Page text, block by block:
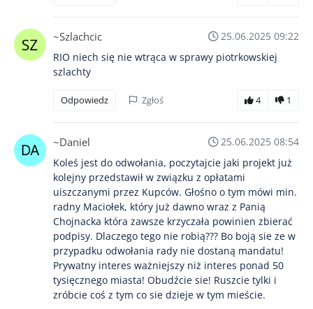
~Szlachcic
25.06.2025 09:22
RIO niech się nie wtrąca w sprawy piotrkowskiej
szlachty
Odpowiedz Zgłoś 4 1
~Daniel
25.06.2025 08:54
Koleś jest do odwołania, poczytajcie jaki projekt już
kolejny przedstawił w związku z opłatami
uiszczanymi przez Kupców. Głośno o tym mówi min.
radny Maciołek, który już dawno wraz z Panią
Chojnacka która zawsze krzyczała powinien zbierać
podpisy. Dlaczego tego nie robią??? Bo boją sie ze w
przypadku odwołania rady nie dostaną mandatu!
Prywatny interes ważniejszy niż interes ponad 50
tysięcznego miasta! Obudźcie sie! Ruszcie tylki i
zróbcie coś z tym co sie dzieje w tym mieście.